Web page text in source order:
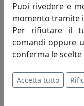
Puoi rivedere e
momento tramite
Per rifiutare il
comandi oppure
conferma le
Accetta tutto